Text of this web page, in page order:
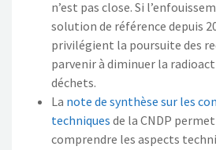
n’est pas close. Si
solution de référence depuis
privilégient la poursuite des
parvenir à diminuer la
déchets.
La note de synthèse sur les
techniques de la CNDP
comprendre les aspects